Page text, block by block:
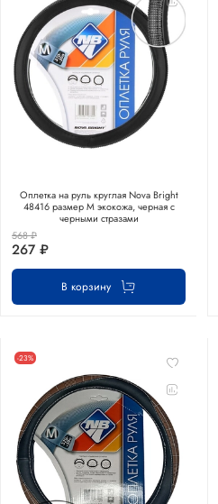
Оплетка на руль круглая Nova Bright
48416 размер М экокожа, черная с
черными стразами
568 ₽
267 ₽
В корзину
-23%